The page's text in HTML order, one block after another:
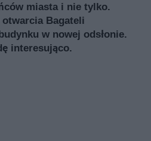
miasta i nie tylko.
Bagateli
w nowej odsłonie.
interesująco.